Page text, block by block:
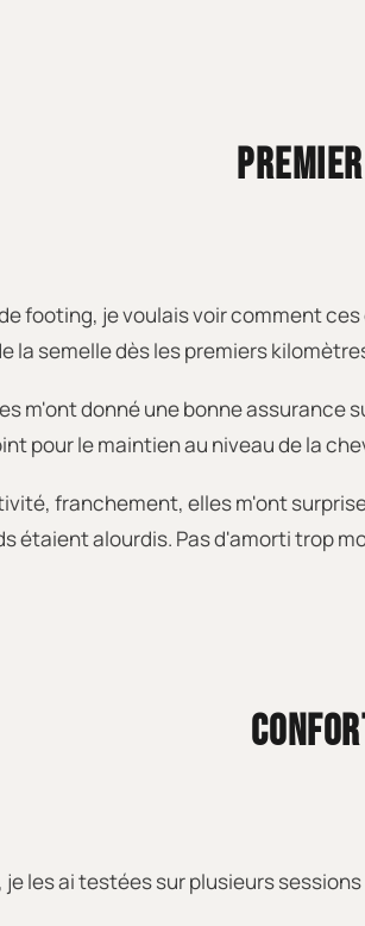
footing, je voulais voir comment
la semelle dès les premiers
m'ont donné une bonne assurance
pour le maintien au niveau de la
franchement, elles m'ont
étaient alourdis. Pas d'amorti trop
les ai testées sur plusieurs